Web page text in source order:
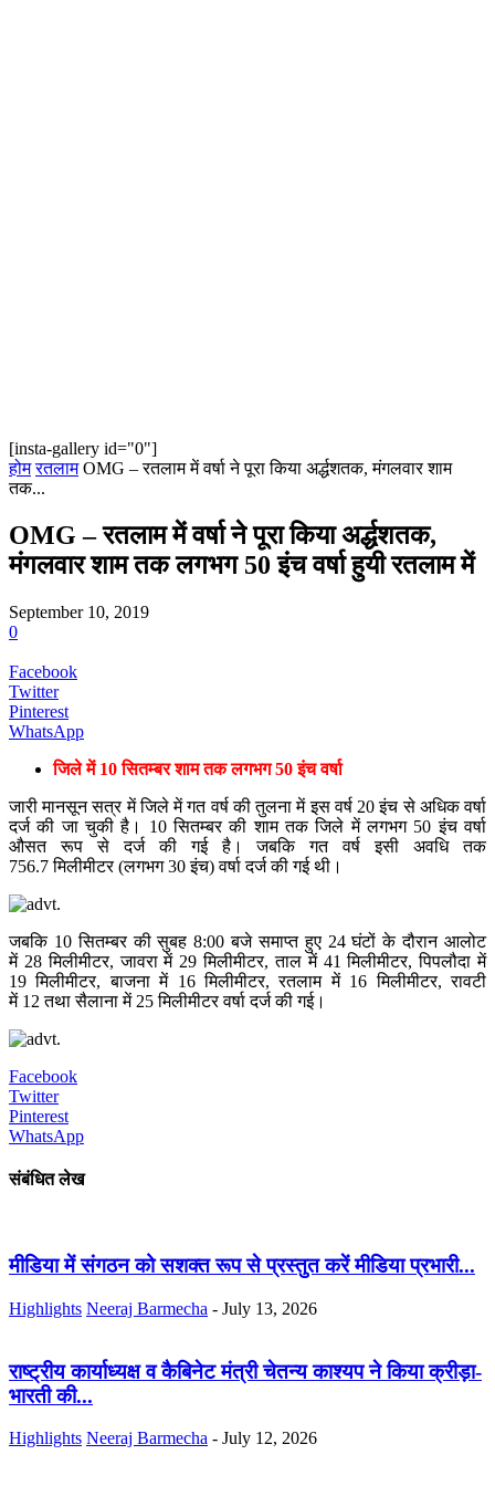
[insta-gallery id="0"]
होम रतलाम OMG – रतलाम में वर्षा ने पूरा किया अर्द्धशतक, मंगलवार शाम
तक...
OMG – रतलाम में वर्षा ने पूरा किया अर्द्धशतक,
मंगलवार शाम तक लगभग 50 इंच वर्षा हुयी रतलाम में
September 10, 2019
0
Facebook
Twitter
Pinterest
WhatsApp
जिले में10 सितम्बर शाम तक लगभग 50 इंच वर्षा
जारी मानसून सत्र में जिले में गत वर्ष की तुलना में इस वर्ष 20 इंच से अधिक वर्षा
दर्ज की जा चुकी है। 10 सितम्बर की शाम तक जिले में लगभग 50 इंच वर्षा
औसत रूप से दर्ज की गई है। जबकि गत वर्ष इसी अवधि तक
756.7 मिलीमीटर (लगभग 30 इंच) वर्षा दर्ज की गई थी।
जबकि 10 सितम्बर की सुबह 8:00 बजे समाप्त हुए 24 घंटों के दौरान आलोट
में 28 मिलीमीटर, जावरा में 29 मिलीमीटर, ताल में 41 मिलीमीटर, पिपलौदा में
19 मिलीमीटर, बाजना में 16 मिलीमीटर, रतलाम में 16 मिलीमीटर, रावटी
में 12 तथा सैलाना में 25 मिलीमीटर वर्षा दर्ज की गई।
Facebook
Twitter
Pinterest
WhatsApp
संबंधित लेख
मीडिया में संगठन को सशक्त रूप से प्रस्तुत करें मीडिया प्रभारी...
Highlights Neeraj Barmecha - July 13, 2026
राष्ट्रीय कार्याध्यक्ष व कैबिनेट मंत्री चेतन्य काश्यप ने किया क्रीड़ा-
भारती की...
Highlights Neeraj Barmecha - July 12, 2026